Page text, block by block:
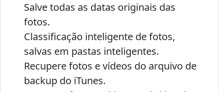
Salve todas as datas originais das
fotos.
Classificação inteligente de fotos,
salvas em pastas inteligentes.
Recupere fotos e vídeos do arquivo de
backup do iTunes.